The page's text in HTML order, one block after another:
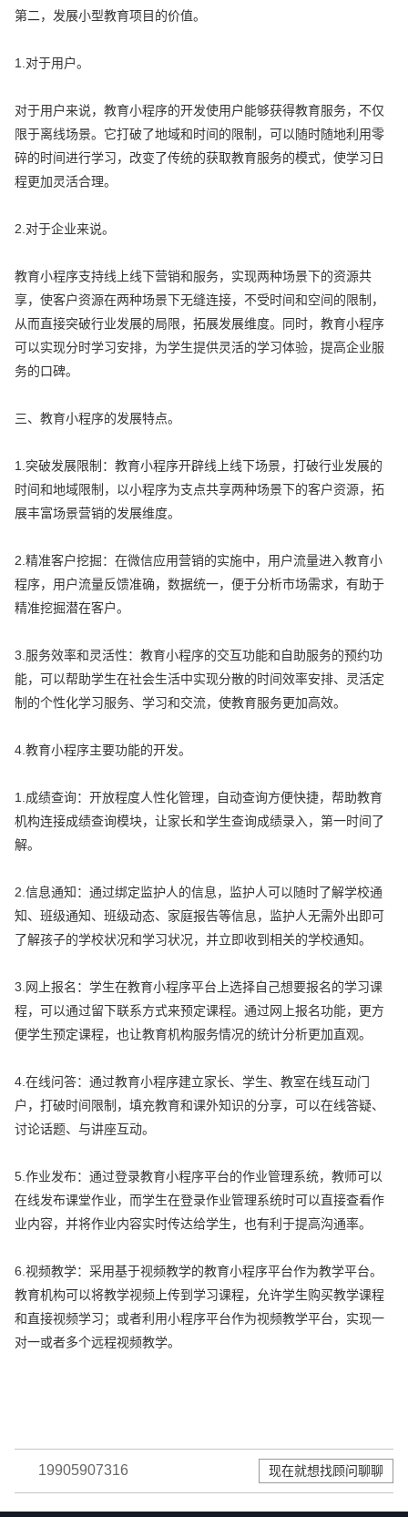
第二，发展小型教育项目的价值。
1.对于用户。
对于用户来说，教育小程序的开发使用户能够获得教育服务，不仅
限于离线场景。它打破了地域和时间的限制，可以随时随地利用零
碎的时间进行学习，改变了传统的获取教育服务的模式，使学习日
程更加灵活合理。
2.对于企业来说。
教育小程序支持线上线下营销和服务，实现两种场景下的资源共
享，使客户资源在两种场景下无缝连接，不受时间和空间的限制，
从而直接突破行业发展的局限，拓展发展维度。同时，教育小程序
可以实现分时学习安排，为学生提供灵活的学习体验，提高企业服
务的口碑。
三、教育小程序的发展特点。
1.突破发展限制：教育小程序开辟线上线下场景，打破行业发展的
时间和地域限制，以小程序为支点共享两种场景下的客户资源，拓
展丰富场景营销的发展维度。
2.精准客户挖掘：在微信应用营销的实施中，用户流量进入教育小
程序，用户流量反馈准确，数据统一，便于分析市场需求，有助于
精准挖掘潜在客户。
3.服务效率和灵活性：教育小程序的交互功能和自助服务的预约功
能，可以帮助学生在社会生活中实现分散的时间效率安排、灵活定
制的个性化学习服务、学习和交流，使教育服务更加高效。
4.教育小程序主要功能的开发。
1.成绩查询：开放程度人性化管理，自动查询方便快捷，帮助教育
机构连接成绩查询模块，让家长和学生查询成绩录入，第一时间了
解。
2.信息通知：通过绑定监护人的信息，监护人可以随时了解学校通
知、班级通知、班级动态、家庭报告等信息，监护人无需外出即可
了解孩子的学校状况和学习状况，并立即收到相关的学校通知。
3.网上报名：学生在教育小程序平台上选择自己想要报名的学习课
程，可以通过留下联系方式来预定课程。通过网上报名功能，更方
便学生预定课程，也让教育机构服务情况的统计分析更加直观。
4.在线问答：通过教育小程序建立家长、学生、教室在线互动门
户，打破时间限制，填充教育和课外知识的分享，可以在线答疑、
讨论话题、与讲座互动。
5.作业发布：通过登录教育小程序平台的作业管理系统，教师可以
在线发布课堂作业，而学生在登录作业管理系统时可以直接查看作
业内容，并将作业内容实时传达给学生，也有利于提高沟通率。
6.视频教学：采用基于视频教学的教育小程序平台作为教学平台。
教育机构可以将教学视频上传到学习课程，允许学生购买教学课程
和直接视频学习；或者利用小程序平台作为视频教学平台，实现一
对一或者多个远程视频教学。
19905907316 现在就想找顾问聊聊